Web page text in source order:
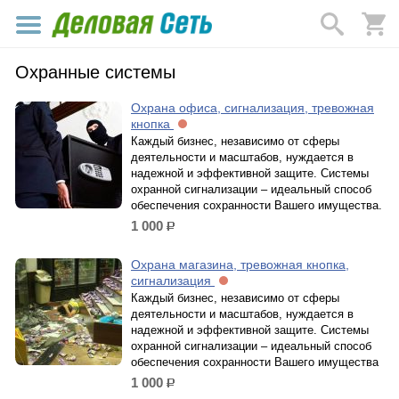
Охранные системы
Охрана офиса, сигнализация, тревожная
кнопка
Каждый бизнес, независимо от сферы
деятельности и масштабов, нуждается в
надежной и эффективной защите. Системы
охранной сигнализации – идеальный способ
обеспечения сохранности Вашего имущества.
1 000 р.
Охрана магазина, тревожная кнопка,
сигнализация
Каждый бизнес, независимо от сферы
деятельности и масштабов, нуждается в
надежной и эффективной защите. Системы
охранной сигнализации – идеальный способ
обеспечения сохранности Вашего имущества
1 000 р.